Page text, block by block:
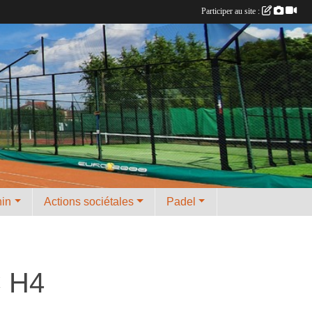
Actions sociétales Padel
H4
Participer au site :